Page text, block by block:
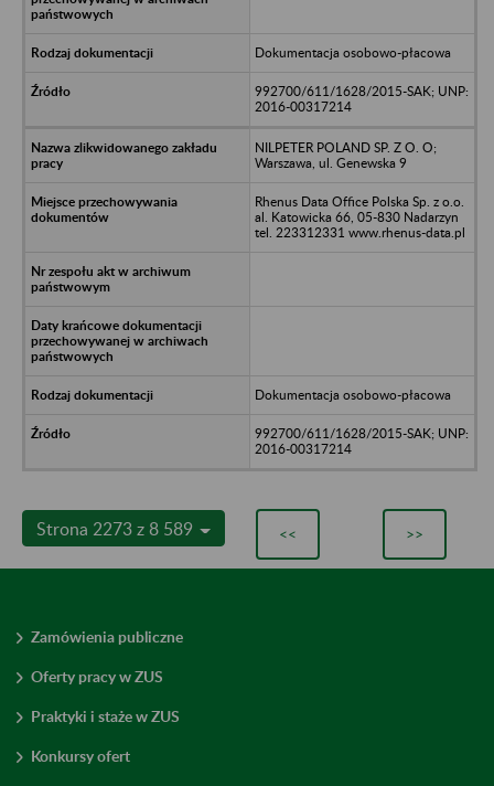
Dokumentacja osobowo-płacowa
992700/611/1628/2015-SAK; UNP:
2016-00317214
NILPETER POLAND SP. Z O. O;
Warszawa, ul. Genewska 9
Rhenus Data Office Polska Sp. z o.o.
al. Katowicka 66, 05-830 Nadarzyn
tel. 223312331 www.rhenus-data.pl
Dokumentacja osobowo-płacowa
992700/611/1628/2015-SAK; UNP:
2016-00317214
Strona 2273 z 8 589 << >>
Zamówienia publiczne
Oferty pracy w ZUS
Praktyki i staże w ZUS
Konkursy ofert